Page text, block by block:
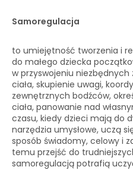
Samoregulacja
to umiejętność tworzenia i
do małego dziecka
w przyswojeniu
ciała, skupienie uwagi,
zewnętrznych bodźców,
ciała, panowanie nad
czasu, kiedy dzieci mają do
narzędzia umysłowe, uczą
sposób świadomy, celowy i
temu przejść do
samoregulacją potrafią